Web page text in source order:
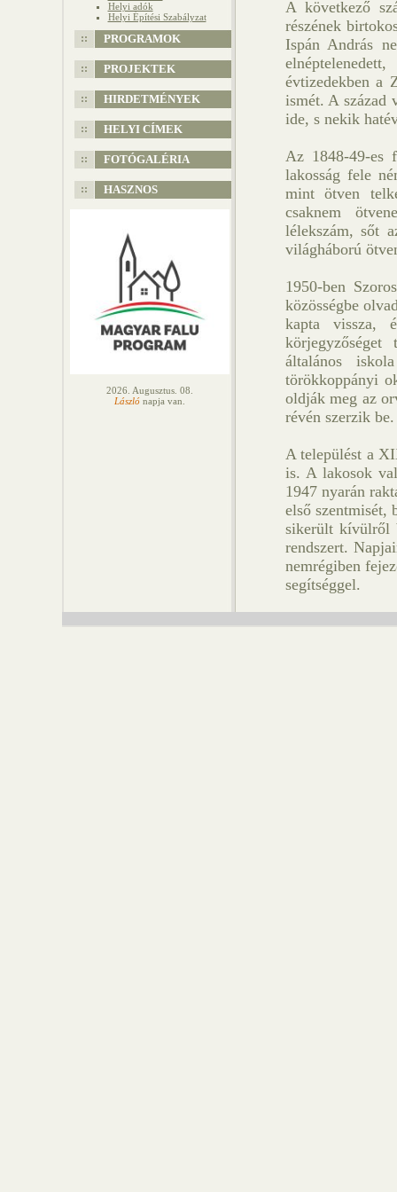
Helyi adók
Helyi Építési Szabályzat
PROGRAMOK
PROJEKTEK
HIRDETMÉNYEK
HELYI CÍMEK
FOTÓGALÉRIA
HASZNOS
2026. Augusztus. 08.
László napja van.
A következő
részének
Ispán András
évtizedekben a
ismét. A század
ide, s nekik
Az 1848-49-es
lakosság fele
mint ötven
csaknem
lélekszám, sőt
világháború
1950-ben
közösségbe
kapta vissza,
általános
törökkoppányi
oldják meg az
révén szerzik be.
A települést a
is. A lakosok
1947 nyarán
első szentmisét,
sikerült kívülről
rendszert.
nemrégiben
segítséggel.